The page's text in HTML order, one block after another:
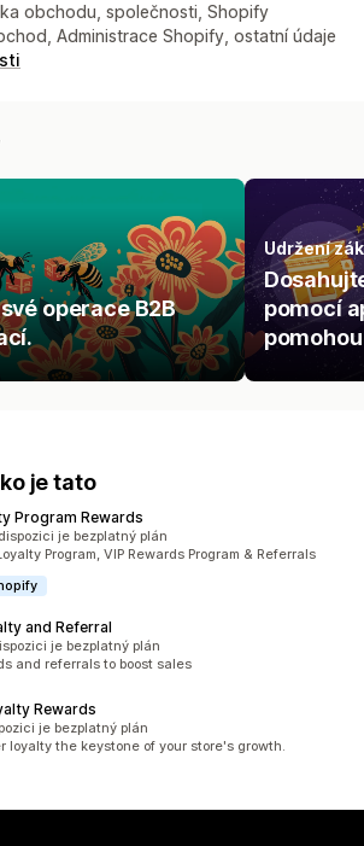
obchodu, společnosti, Shopify
Administrace Shopify, ostatní údaje
operace B2B
Udržení
pomocí
je tato
Program Rewards
434
je bezplatný plán
Program, VIP Rewards Program & Referrals
and Referral
115
je bezplatný plán
and referrals to boost sales
Rewards
5
je bezplatný plán
loyalty the keystone of your store's growth.